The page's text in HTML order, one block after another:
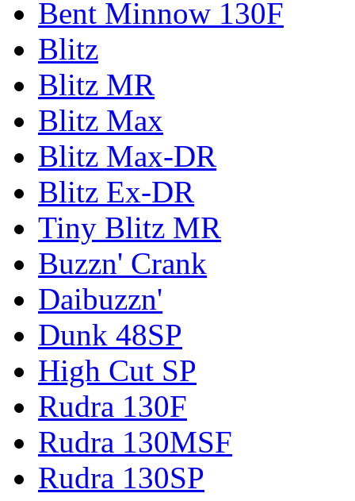
Bent Minnow 130F
Blitz
Blitz MR
Blitz Max
Blitz Max-DR
Blitz Ex-DR
Tiny Blitz MR
Buzzn' Crank
Daibuzzn'
Dunk 48SP
High Cut SP
Rudra 130F
Rudra 130MSF
Rudra 130SP